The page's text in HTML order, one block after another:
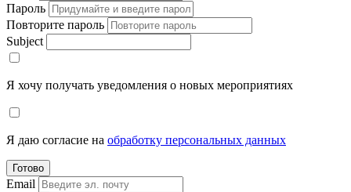
Пароль
Повторите пароль
Subject
Я хочу получать уведомления о новых мероприятиях
Я даю согласие на обработку персональных данных
Готово
Email